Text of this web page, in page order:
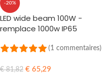
-20%
LED wide beam 100W -
remplace 1000w IP65
(1 commentaires)
€81,82 € 65,29